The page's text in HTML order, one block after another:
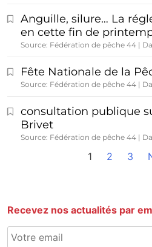
Anguille, silure… La
en cette fin de
Source: Fédération de pêche 44
Fête Nationale de la
Source: Fédération de pêche 44
consultation publique
Brivet
Source: Fédération de pêche 44
1 2 3
Recevez nos actualités par